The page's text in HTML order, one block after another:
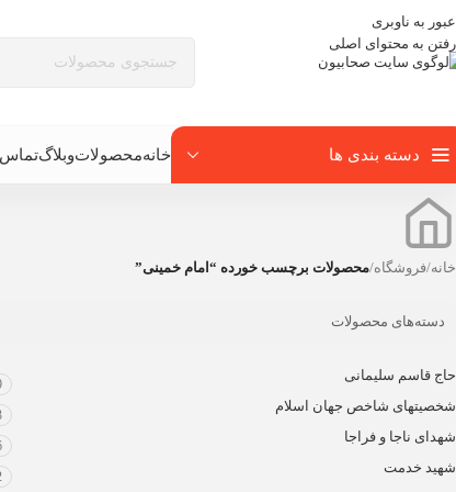
عبور به ناوبری
رفتن به محتوای اصلی
دسته بندی ها خانهمحصولاتوبلاگتماس
خانه/فروشگاه/محصولات برچسب خورده “امام خمینی”
دسته‌های محصولات
حاج قاسم سلیمانی
شخصیتهای شاخص جهان اسلام
شهدای ناجا و فراجا
شهید خدمت